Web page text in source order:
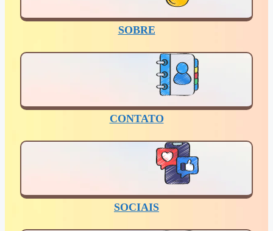
SOBRE
CONTATO
SOCIAIS